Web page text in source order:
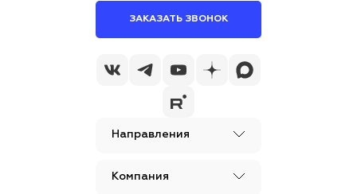
Направления
Компания
ЗАКАЗАТЬ ЗВОНОК